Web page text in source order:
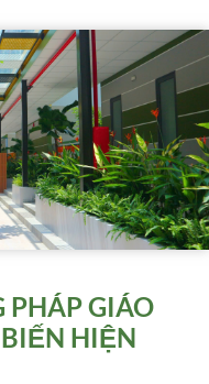
PHÁP GIÁO
HIỆN